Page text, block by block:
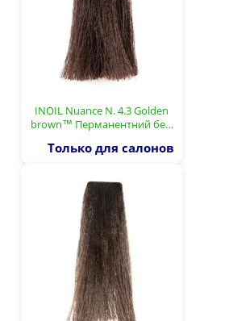
INOIL Nuance N. 4.3 Golden
brown™ Перманентний бе…
Только для салонов